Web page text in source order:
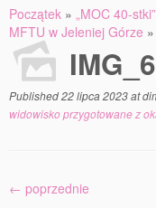
Początek » „MOC 40-
MFTU w Jeleniej Górze »
Published22 lipca 2023at
widowisko przygotowane z
← poprzednie